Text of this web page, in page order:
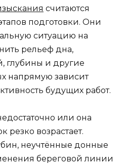
считаются
подготовки. Они
ситуацию на
рельеф дна,
глубины и другие
напрямую зависит
будущих работ.
или она
резко возрастает.
неучтённые донные
береговой линии